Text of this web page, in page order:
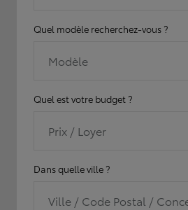
Quel modèle recherchez-vous ?
Modèle
Quel est votre budget ?
Prix / Loyer
Dans quelle ville ?
Ville / Code Postal /